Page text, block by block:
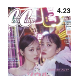
4.23